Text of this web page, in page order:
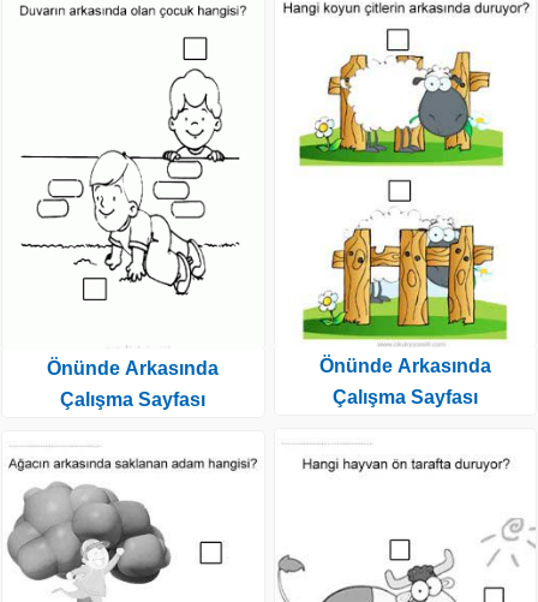
Önünde Arkasında
Çalışma Sayfası
Önünde Arkasında
Çalışma Sayfası